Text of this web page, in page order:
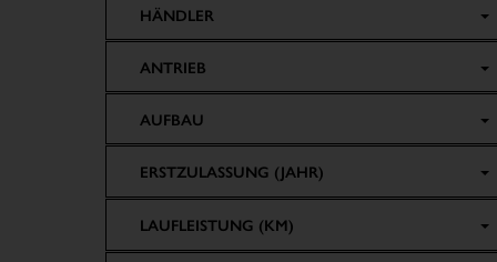
HÄNDLER
ANTRIEB
AUFBAU
ERSTZULASSUNG (JAHR)
LAUFLEISTUNG (KM)